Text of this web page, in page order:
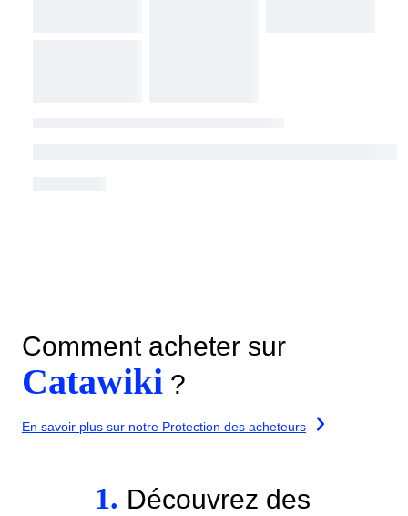
Comment acheter sur
Catawiki ?
En savoir plus sur notre Protection des acheteurs
1. Découvrez des